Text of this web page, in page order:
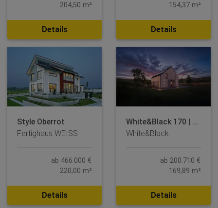
204,50 m²
Details
154,37 m²
Details
Style Oberrot
Fertighaus WEISS
ab 466.000 €
220,00 m²
Details
White&Black 170 | ...
White&Black
ab 200.710 €
169,89 m²
Details